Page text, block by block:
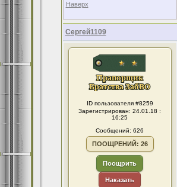
Наверх
Сергей1109
ID пользователя #8259
Зарегистрирован: 24.01.18 :
16:25
Сообщений: 626
ПООЩРЕНИЙ: 26
Поощрить
Наказать